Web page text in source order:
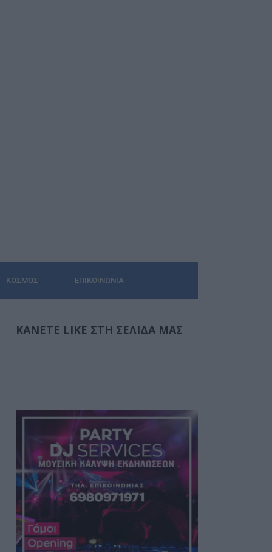
ΚΌΣΜΟΣ ΕΠΙΚΟΙΝΩΝΊΑ
ΚΆΝΕΤΕ LIKE ΣΤΗ ΣΕΛΊΔΑ ΜΑΣ